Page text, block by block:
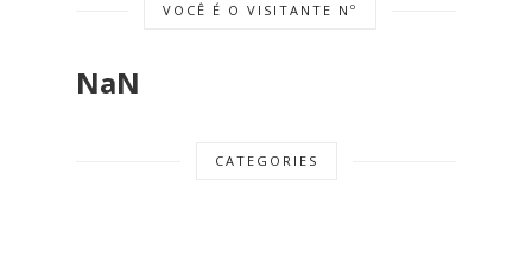
VOCÊ É O VISITANTE Nº
NaN
CATEGORIES